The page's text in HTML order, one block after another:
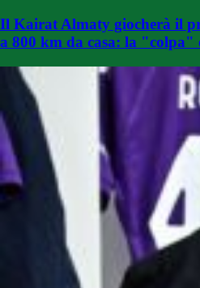
Il Kairat Almaty giocherà il
a 800 km da casa: la "colpa"